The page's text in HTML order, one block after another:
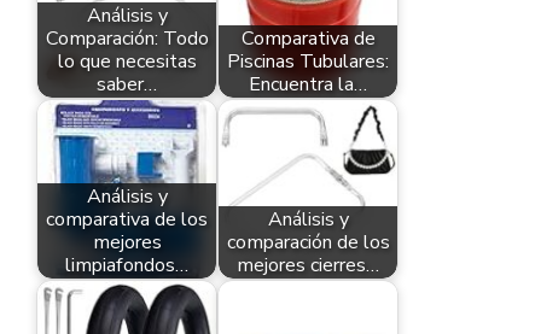
Análisis y
Comparación: Todo
lo que necesitas
saber…
Comparativa de
Piscinas Tubulares:
Encuentra la…
Análisis y
comparativa de los
mejores
limpiafondos…
Análisis y
comparación de los
mejores cierres…